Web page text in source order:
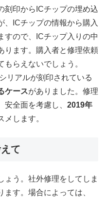
刻印からICチップの埋め込
、ICチップの情報から購入
すので、ICチップ入りの中
ります。購入者と修理依頼
らえないでしょう。
リアルが刻印されている
ケースがありました。修理
全面を考慮し、 2019年
メします。
て
ょう。社外修理をしてしま
す。場合によっては、